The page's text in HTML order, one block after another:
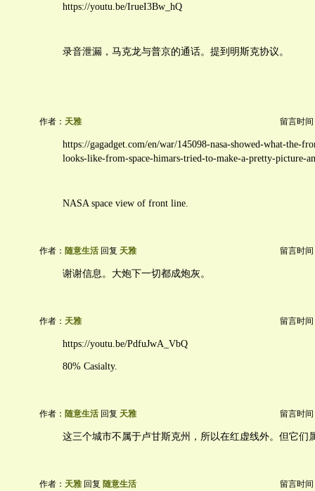
https://youtu.be/IrueI3Bw_hQ
录音泄漏，马克龙与普京的通话。提到明斯克协议。
作者： 天雅 留言时间
https://gagadget.com/en/war/145098-nasa-showed-what-the-
looks-like-from-space-himars-tried-to-make-a-pretty-picture-
NASA space view of front line.
作者： 随意生活 回复 天雅 留言时间
谢谢信息。大炮下一切都成炮灰。
作者： 天雅 留言时间
https://youtu.be/PdfuJwA_VbQ
80% Casialty.
作者： 随意生活 回复 天雅 留言时间
这三个城市不属于卢甘斯克州，所以在红虚线外。但它们
作者： 天雅 回复 随意生活 留言时间